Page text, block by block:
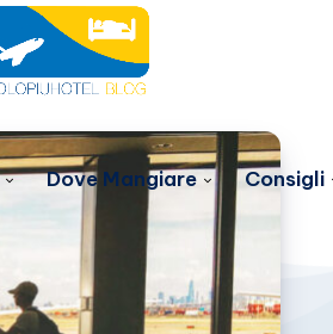
Dove Mangiare Consigli